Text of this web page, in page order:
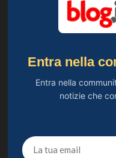
Entra nella
Entra nella
notizie che